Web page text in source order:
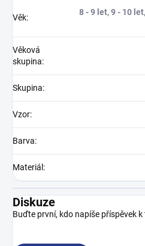
Věk:
8 - 9 let, 9 - 10
Věková
skupina:
Skupina:
Vzor:
Barva:
Materiál :
Diskuze
Buďte první, kdo napíše příspěvek